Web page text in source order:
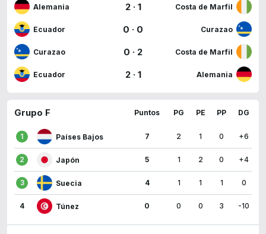
Alemania 2 · 1 Costa de Marfil
Ecuador 0 · 0 Curazao
Curazao 0 · 2 Costa de Marfil
Ecuador 2 · 1 Alemania
Grupo F Puntos PG PE PP DG
1 Países Bajos 7 2 1 0 +6
2 Japón 5 1 2 0 +4
3 Suecia 4 1 1 1 0
4 Túnez 0 0 0 3 -10